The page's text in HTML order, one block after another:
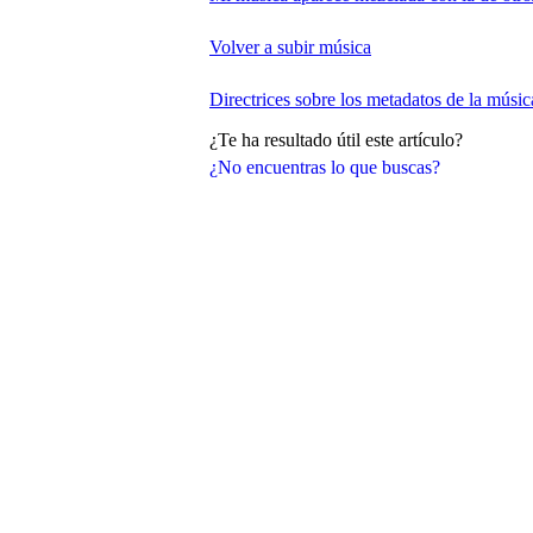
¿No encuentras lo que buscas?
Volver a subir música
Directrices sobre los metadatos de la
¿Te ha resultado útil este artículo?